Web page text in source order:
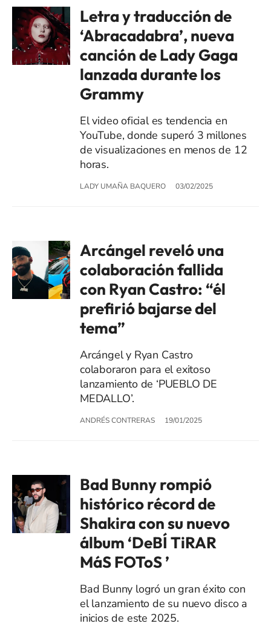
Letra y traducción de
‘Abracadabra’, nueva
canción de Lady Gaga
lanzada durante los
Grammy
El video oficial es tendencia en
YouTube, donde superó 3 millones
de visualizaciones en menos de 12
horas.
LADY UMAÑA BAQUERO 03/02/2025
Arcángel reveló una
colaboración fallida
con Ryan Castro: “él
prefirió bajarse del
tema”
Arcángel y Ryan Castro
colaboraron para el exitoso
lanzamiento de ‘PUEBLO DE
MEDALLO’.
ANDRÉS CONTRERAS 19/01/2025
Bad Bunny rompió
histórico récord de
Shakira con su nuevo
álbum ‘DeBÍ TiRAR
MáS FOToS ’
Bad Bunny logró un gran éxito con
el lanzamiento de su nuevo disco a
inicios de este 2025.